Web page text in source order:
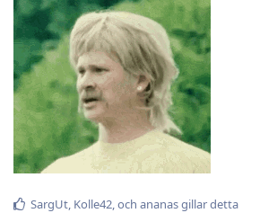
SargUt, Kolle42, och ananasgillar detta